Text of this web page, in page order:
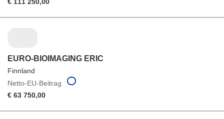
EURO-BIOIMAGING ERIC
Finnland
Netto-EU-Beitrag
€ 63 750,00